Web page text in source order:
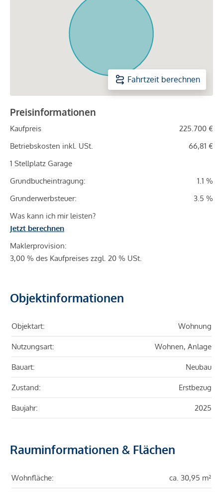
Fahrtzeit berechnen
Preisinformationen
Kaufpreis
225.700 €
Betriebskosten inkl. USt.
66,81 €
1 Stellplatz Garage
Grundbucheintragung:
1.1 %
Grunderwerbsteuer:
3.5 %
Was kann ich mir leisten?
Jetzt berechnen
Maklerprovision:
3,00 % des Kaufpreises zzgl. 20 % USt.
Objektinformationen
Objektart: Wohnung
Nutzungsart: Wohnen, Anlage
Bauart: Neubau
Zustand: Erstbezug
Baujahr: 2025
Rauminformationen & Flächen
Wohnfläche: ca. 30,95 m²